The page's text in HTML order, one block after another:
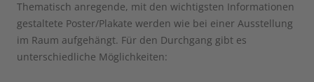
Thematisch anregende, mit den wichtigsten Informationen
gestaltete Poster/Plakate werden wie bei einer Ausstellung
im Raum aufgehängt. Für den Durchgang gibt es
unterschiedliche Möglichkeiten: